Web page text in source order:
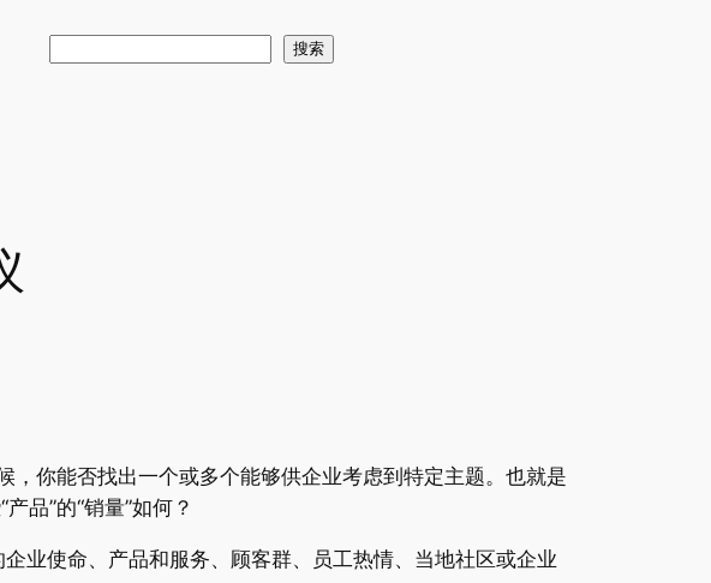
搜索
，你能否找出一个或多个能够供企业考虑到特定主题。也就是
品”的“销量”如何？
业使命、产品和服务、顾客群、员工热情、当地社区或企业